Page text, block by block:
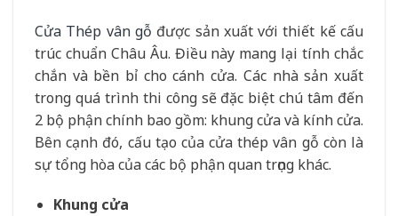
Cửa Thép vân gỗ được sản xuất với thiết kế cấu
trúc chuẩn Châu Âu. Điều này mang lại tính chắc
chắn và bền bỉ cho cánh cửa. Các nhà sản xuất
trong quá trình thi công sẽ đặc biệt chú tâm đến
2 bộ phận chính bao gồm: khung cửa và kính cửa.
Bên cạnh đó, cấu tạo của cửa thép vân gỗ còn là
sự tổng hòa của các bộ phận quan trọng khác.
Khung cửa